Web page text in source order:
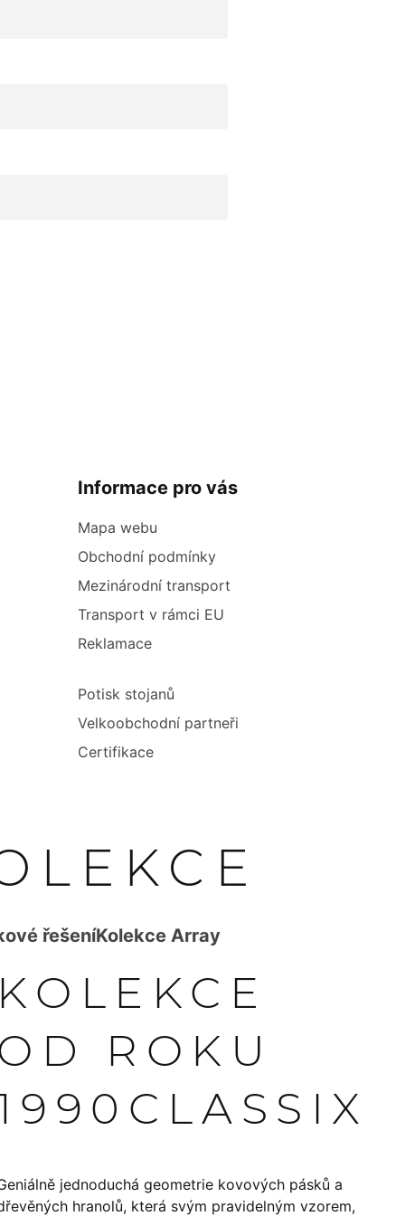
Informace pro vás
Mapa webu
Obchodní podmínky
Mezinárodní transport
Transport v rámci EU
Reklamace
Potisk stojanů
Velkoobchodní partneři
Certifikace
řešeníKolekce Array
KOLEKCE
ROKU
CLASSIX
jednoduchá geometrie kovových pásků a
hranolů, která svým pravidelným vzorem,